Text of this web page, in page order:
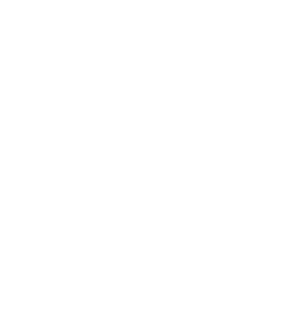
e mercados
Dr. Reddy prosperam
fortes técnicos
30 anos no
de APIs
peptídeos,
cadeia longa e APIs